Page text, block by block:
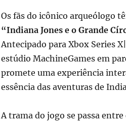
Os fãs do icônico arqueólogo
“Indiana Jones e o Grande
Antecipado para Xbox Series
estúdio MachineGames em
promete uma experiência
essência das aventuras de
A trama do jogo se passa